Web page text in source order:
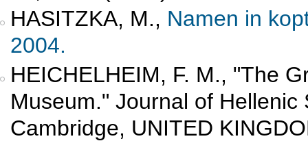
HASITZKA, M., Namen in
2004.
HEICHELHEIM, F. M., "The
Museum." Journal of
Cambridge, UNITED